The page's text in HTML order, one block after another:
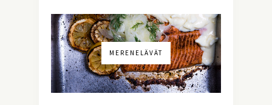
MERENELÄVÄT